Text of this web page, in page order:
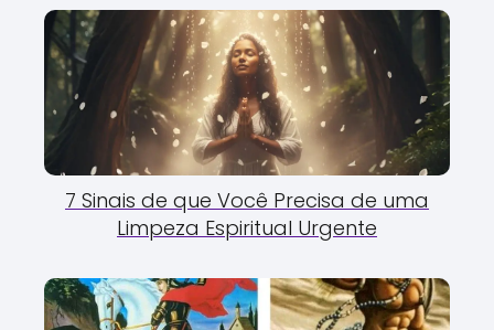
7 Sinais de que Você Precisa de uma
Limpeza Espiritual Urgente